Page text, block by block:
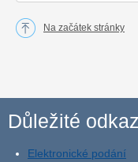
Na začátek stránky
Důležité
Elektronické podání